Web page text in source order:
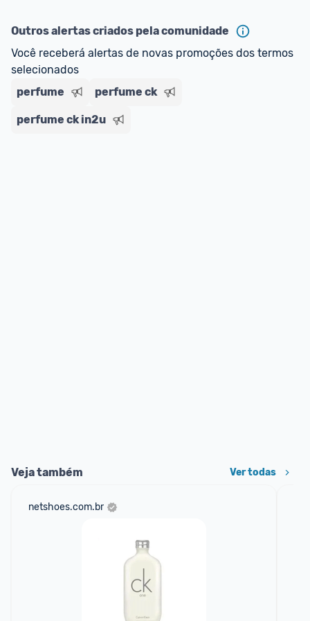
E lembre-se: você sempre pode contar ajuda da
comunidade para tirar dúvidas ou acionar os
nossos Admins marcando
comentário ou através do Fale com o Promobit.
Outros alertas criados pela comunidade
Você receberá alertas de novas promoções dos termos
selecionados
perfume
perfume ck
perfume ck in2u
Veja também Ver todas
netshoes.com.br